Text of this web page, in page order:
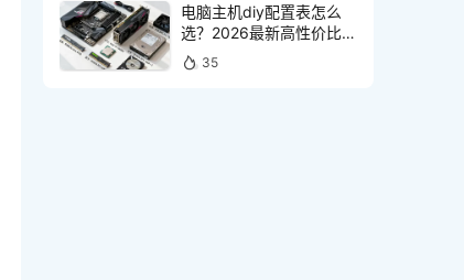
电脑主机diy配置表怎么
选？2026最新高性价比装
机清单推荐
35